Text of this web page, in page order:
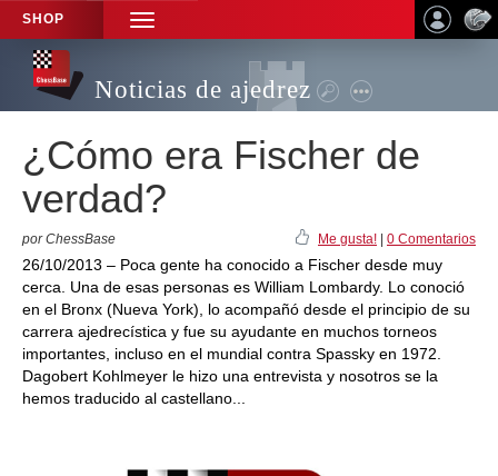
SHOP
TOGGLE
NAVIGATION
Noticias de ajedrez
¿Cómo era Fischer de
verdad?
por ChessBase Me gusta! 0 Comentarios
26/10/2013 – Poca gente ha conocido a Fischer desde muy
cerca. Una de esas personas es William Lombardy. Lo conoció
en el Bronx (Nueva York), lo acompañó desde el principio de su
carrera ajedrecística y fue su ayudante en muchos torneos
importantes, incluso en el mundial contra Spassky en 1972.
Dagobert Kohlmeyer le hizo una entrevista y nosotros se la
hemos traducido al castellano...